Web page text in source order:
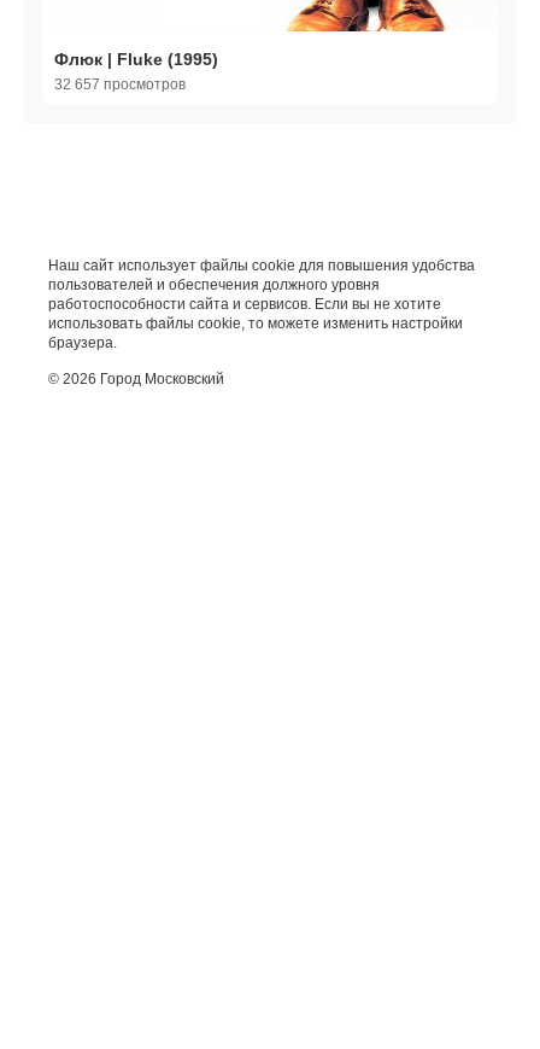
Флюк | Fluke (1995)
32 657 просмотров
Наш сайт использует файлы cookie для повышения удобства
пользователей и обеспечения должного уровня
работоспособности сайта и сервисов. Если вы не хотите
использовать файлы cookie, то можете изменить настройки
браузера.
© 2026 Город Московский